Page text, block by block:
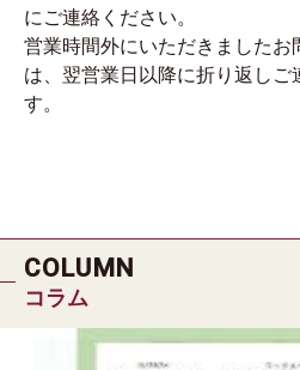
にご連絡ください。
営業時間外にいただきましたお
は、翌営業日以降に折り返しご
す。
COLUMN
コラム